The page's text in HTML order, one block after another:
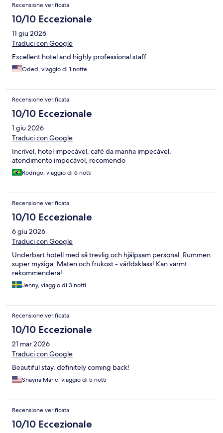
Recensione verificata
10/10 Eccezionale
11 giu 2026
Traduci con Google
Excellent hotel and highly professional staff.
Oded, viaggio di 1 notte
Recensione verificata
10/10 Eccezionale
1 giu 2026
Traduci con Google
Incrível, hotel impecável, café da manha impecável,
atendimento impecável, recomendo
Rodrigo, viaggio di 6 notti
Recensione verificata
10/10 Eccezionale
6 giu 2026
Traduci con Google
Underbart hotell med så trevlig och hjälpsam personal. Rummen
super mysiga. Maten och frukost - världsklass! Kan varmt
rekommendera!
Jenny, viaggio di 3 notti
Recensione verificata
10/10 Eccezionale
21 mar 2026
Traduci con Google
Beautiful stay, definitely coming back!
Shayna Marie, viaggio di 5 notti
Recensione verificata
10/10 Eccezionale